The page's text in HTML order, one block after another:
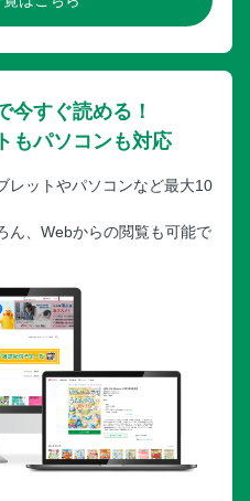
今すぐ読める！
もパソコンも対応
レットやパソコンなど最大10
ん、Webからの閲覧も可能で